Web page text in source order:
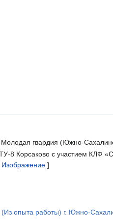
Молодая гвардия (Южно-
8 Корсаково с участием КЛФ
Изображение ]
опыта работы) г. Южно-